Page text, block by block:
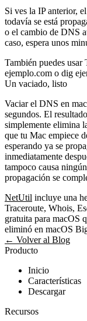
Si ves la IP anterior,
todavía se está
o el cambio de DNS
caso, espera unos
También puedes usar
ejemplo.com o dig
Un vaciado, listo
Vaciar el DNS en
segundos. El
simplemente elimina
que tu Mac empiece
esperando ya se
inmediatamente
tampoco causa
propagación se
NetUtil incluye una
Traceroute, Whois,
gratuita para macOS
eliminó en macOS
← Volver al Blog
Producto
Inicio
Características
Descargar
Recursos